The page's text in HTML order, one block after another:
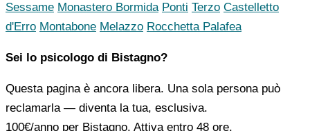
Sessame Monastero Bormida Ponti Terzo Castelletto
d'Erro Montabone Melazzo Rocchetta Palafea
Sei lo psicologo di Bistagno?
Questa pagina è ancora libera. Una sola persona può
reclamarla — diventa la tua, esclusiva.
100€/anno per Bistagno. Attiva entro 48 ore.